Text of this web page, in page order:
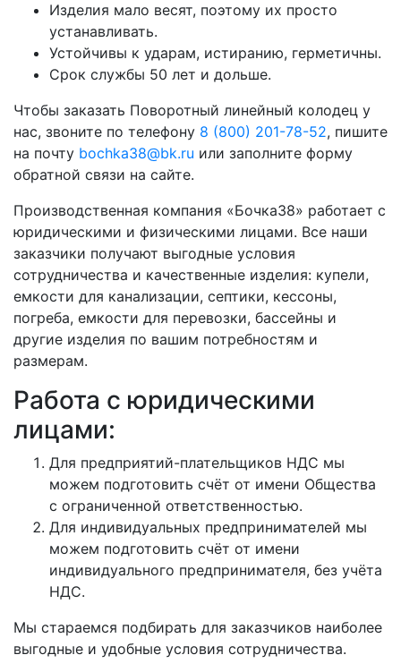
Изделия мало весят, поэтому их просто
устанавливать.
Устойчивы к ударам, истиранию, герметичны.
Срок службы 50 лет и дольше.
Чтобы заказать Поворотный линейный колодец у
нас, звоните по телефону 8 (800) 201-78-52, пишите
на почту bochka38@bk.ru или заполните форму
обратной связи на сайте.
Производственная компания «Бочка38» работает с
юридическими и физическими лицами. Все наши
заказчики получают выгодные условия
сотрудничества и качественные изделия: купели,
емкости для канализации, септики, кессоны,
погреба, емкости для перевозки, бассейны и
другие изделия по вашим потребностям и
размерам.
Работа с юридическими
лицами:
Для предприятий-плательщиков НДС мы
можем подготовить счёт от имени Общества
с ограниченной ответственностью.
Для индивидуальных предпринимателей мы
можем подготовить счёт от имени
индивидуального предпринимателя, без учёта
НДС.
Мы стараемся подбирать для заказчиков наиболее
выгодные и удобные условия сотрудничества.